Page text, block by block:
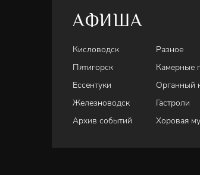
Ж. Массне - Медитация
Ф. Шуберт - Angus dei дуэт
С. Франк - “Panis Angelicus” дуэт
Г. Пьерне - Прелюдия Кантабиле
АФИША
Кисловодск
Пятигорск
Ессентуки
Железноводск
Архив событий
Разное
Камерные
Органный
Гастроли
Хоровая